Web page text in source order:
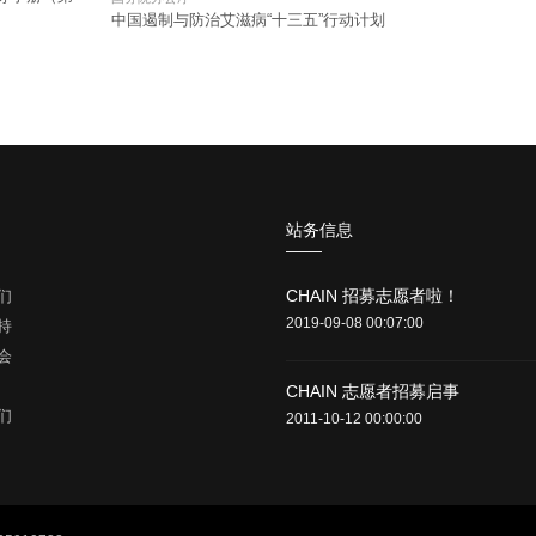
中国遏制与防治艾滋病“十三五”行动计划
站务信息
CHAIN 招募志愿者啦！
2019-09-08 00:07:00
CHAIN 志愿者招募启事
2011-10-12 00:00:00